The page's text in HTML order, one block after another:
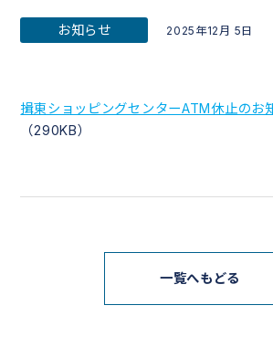
お知らせ 2025年12月 5日
揖東ショッピングセンターATM休止のお
（290KB）
一覧へもどる